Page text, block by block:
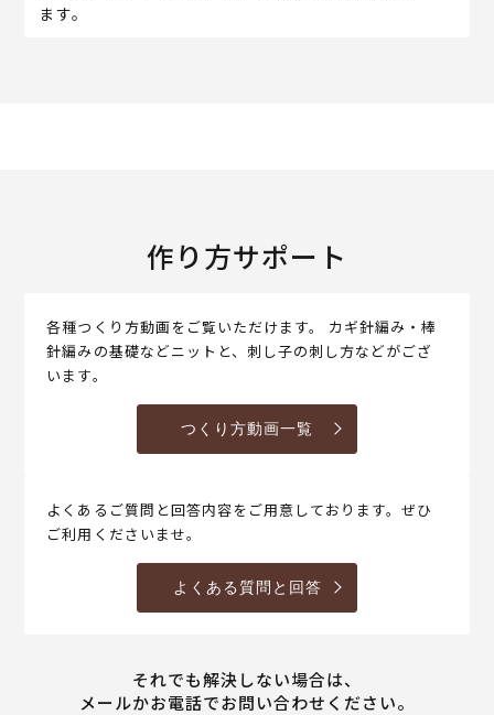
ます。
作り方サポート
各種つくり方動画をご覧いただけます。 カギ針編み・棒
針編みの基礎などニットと、刺し子の刺し方などがござ
います。
つくり方動画一覧
よくあるご質問と回答内容をご用意しております。ぜひ
ご利用くださいませ。
よくある質問と回答
それでも解決しない場合は、
メールかお電話でお問い合わせください。